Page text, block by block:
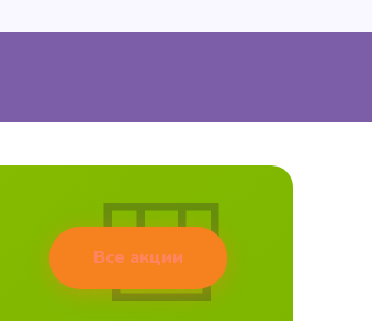
Все акции